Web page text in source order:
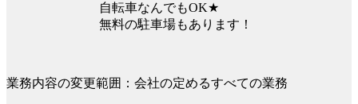
自転車なんでもOK★
無料の駐車場もあります！
業務内容の変更範囲：会社の定めるすべての業務